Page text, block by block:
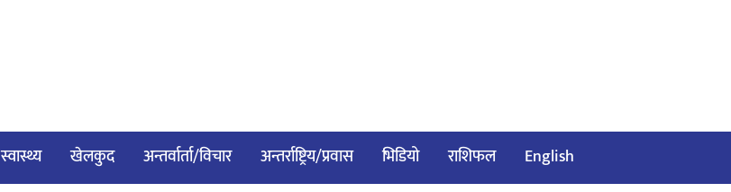
स्वास्थ्य खेलकुद अन्तर्वार्ता/विचार अन्तर्राष्ट्रिय/प्रवास भिडियो राशिफल English